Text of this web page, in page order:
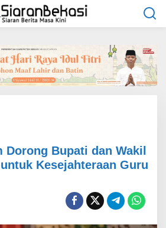
Dorong Bupati dan Wakil
Kesejahteraan Guru